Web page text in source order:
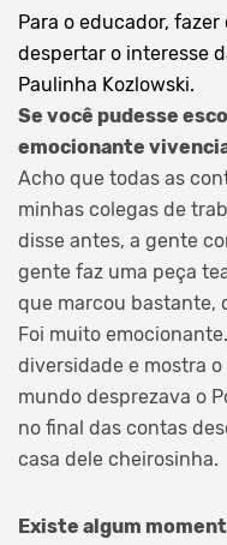
Para o educador,
despertar o interesse
Paulinha Kozlowski.
Se você pudesse
emocionante
Acho que todas as
minhas colegas de
disse antes, a gente
gente faz uma peça
que marcou bastante,
Foi muito
diversidade e mostra
mundo desprezava o
no final das contas
casa dele cheirosinha.
Existe algum